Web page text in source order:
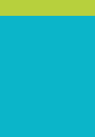
התעמלות